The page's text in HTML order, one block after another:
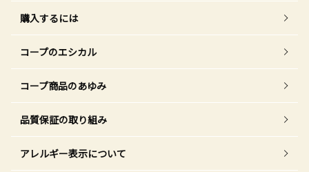
購入するには
コープのエシカル
コープ商品のあゆみ
品質保証の取り組み
アレルギー表示について